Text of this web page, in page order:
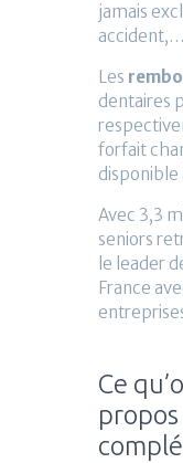
jamais
Les
dentaires
forfait
disponible
Avec 3,3
seniors
le leader
France
Ce
propos